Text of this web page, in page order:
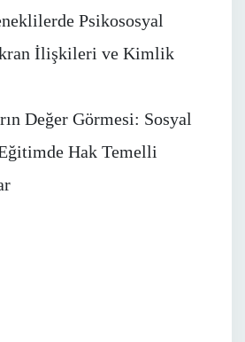
Psikososyal
İlişkileri ve Kimlik
Değer Görmesi: Sosyal
Hak Temelli